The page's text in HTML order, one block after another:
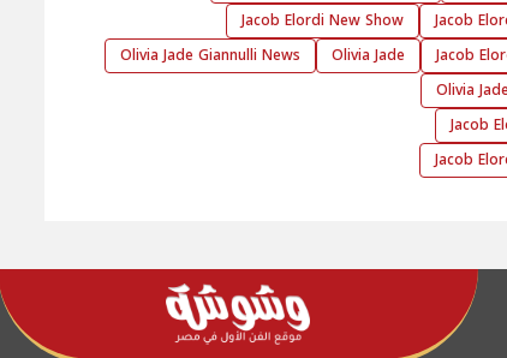
Jacob
Jacob Elordi New Show
Jacob
Olivia Jade
Olivia Jade Giannulli News
Olivia
Jacob
Jacob